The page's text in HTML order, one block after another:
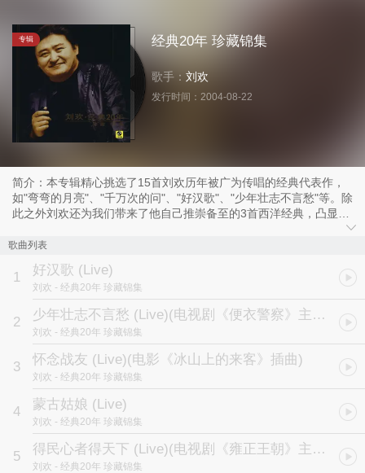
专辑 经典20年 珍藏锦集
歌手： 刘欢
发行时间： 2004-08-22
简介：本专辑精心挑选了15首刘欢历年被广为传唱的经典代表作，
如"弯弯的月亮"、"千万次的问"、"好汉歌"、"少年壮志不言愁"等。除
此之外刘欢还为我们带来了他自己推崇备至的3首西洋经典，凸显其
在驾驭各类歌曲方面的功力。而其深情写作并在当晚唱给亲蜜爱人的
《璐璐》一歌，则是首次公开发表的全新作品，歌曲旋律优美，深情
本专辑经典荟萃，采用64声轨现场录音，发烧级原音重现，现场感极
强，值得永久收藏。
为了更好地还原演唱会的现场氛围，本专辑在录制时，首次采用了64
声轨现场同期录音的方式，每位现场乐手前都有一支独立的高保真收
音话筒，确保不错漏每一个精彩的音乐瞬间。而刘欢本人更是亲自参
与专辑的后期制作，在拥有目前内地最顶级合成设备的央视大录音
棚，精心打磨每一细节，从而使专辑的音乐制作品质完全达到最完美
的发烧级水准。
做为内地歌坛屹立近二十年而不倒的巨星，刘欢拥有年龄跨度达三代
人的歌迷群体，其几乎每一首作品都成为中国歌坛的美好回忆！
歌曲列表
1 好汉歌 (Live)
刘欢 - 经典20年 珍藏锦集
2 少年壮志不言愁 (Live)(电视剧《便衣警察》主题曲)
刘欢 - 经典20年 珍藏锦集
3 怀念战友 (Live)(电影《冰山上的来客》插曲)
刘欢 - 经典20年 珍藏锦集
4 蒙古姑娘 (Live)
刘欢 - 经典20年 珍藏锦集
5 得民心者得天下 (Live)(电视剧《雍正王朝》主题曲)
刘欢 - 经典20年 珍藏锦集